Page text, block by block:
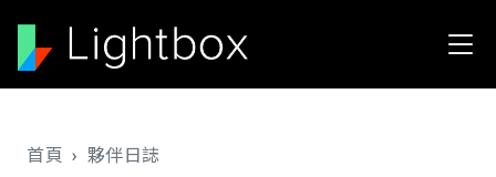
導航連結
首頁 夥伴日誌